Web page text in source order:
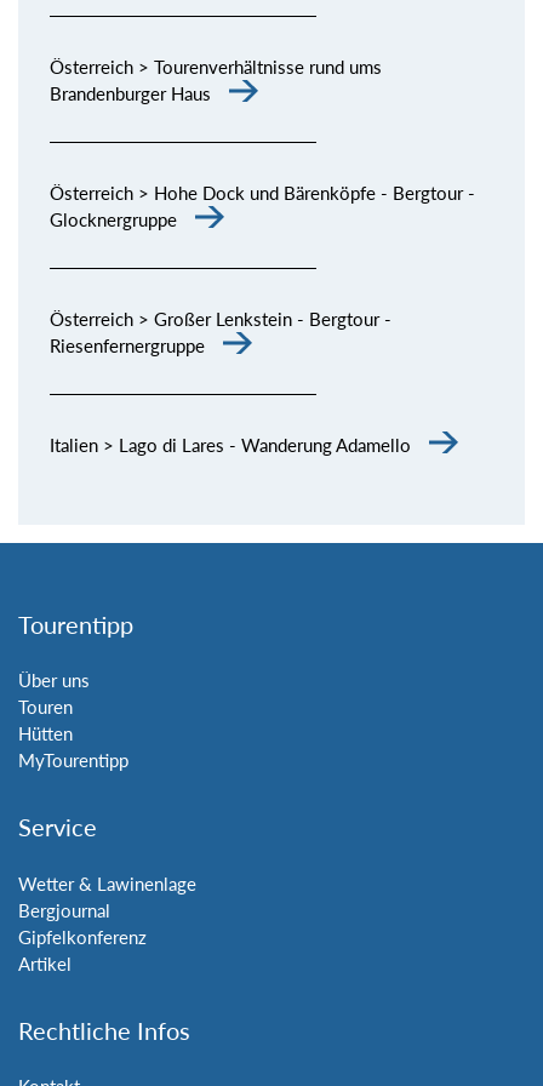
Österreich > Tourenverhältnisse rund ums
Brandenburger Haus
Österreich > Hohe Dock und Bärenköpfe - Bergtour -
Glocknergruppe
Österreich > Großer Lenkstein - Bergtour -
Riesenfernergruppe
Italien > Lago di Lares - Wanderung Adamello
Tourentipp
Über uns
Touren
Hütten
MyTourentipp
Service
Wetter & Lawinenlage
Bergjournal
Gipfelkonferenz
Artikel
Rechtliche Infos